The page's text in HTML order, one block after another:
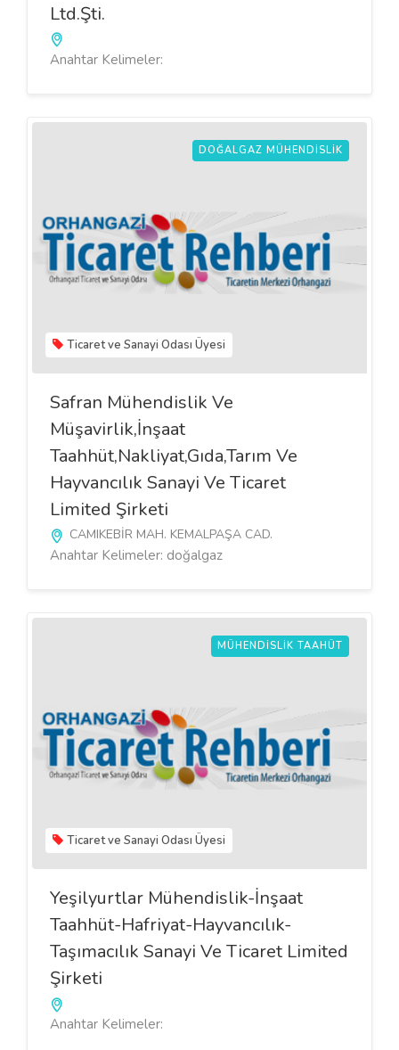
Ltd.Şti.
Anahtar Kelimeler:
DOĞALGAZ MÜHENDISLIK
Ticaret ve Sanayi Odası Üyesi
Safran Mühendislik Ve
Müşavirlik,İnşaat
Taahhüt,Nakliyat,Gıda,Tarım Ve
Hayvancılık Sanayi Ve Ticaret
Limited Şirketi
CAMIKEBİR MAH. KEMALPAŞA CAD.
Anahtar Kelimeler: doğalgaz
MÜHENDISLIK TAAHÜT
Ticaret ve Sanayi Odası Üyesi
Yeşilyurtlar Mühendislik-İnşaat
Taahhüt-Hafriyat-Hayvancılık-
Taşımacılık Sanayi Ve Ticaret Limited
Şirketi
Anahtar Kelimeler: